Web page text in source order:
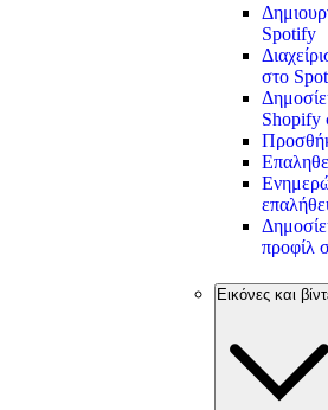
Spotify
στο
Shopify
προφίλ
Εικόνες και